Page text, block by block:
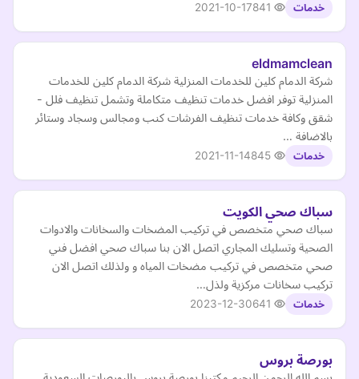
خدمات 2021-10-17
eldmamclean
شركة الدمام كلين للخدمات المنزلية شركة الدمام كلين للخدمات
المنزلية توفر افضل خدمات تنظيف متكاملة وتشمل تنظيف فلل -
شقق وكافة خدمات تنظيف الفرشات كنب ومجالس وسجاد وستائر
بالاضافة …
خدمات 2021-11-14
سباك صحي الكويت
سباك صحي متخصص في تركيب المضخات والسخانات والادوات
الصحية وتسليك المجاري اتصل الان بنا سباك صحي افضل فني
صحي متخصص في تركيب مضخات المياه و ولذلك اتصل الان
تركيب سخانات مركزية ولذل…
خدمات 2023-12-30
بورصة بروس